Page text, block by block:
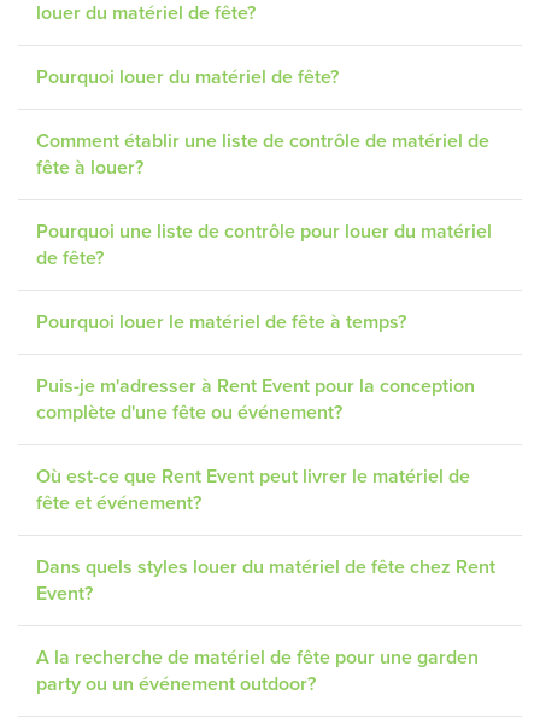
louer du matériel de fête?
Pourquoi louer du matériel de fête?
Comment établir une liste de contrôle de matériel de
fête à louer?
Pourquoi une liste de contrôle pour louer du matériel
de fête?
Pourquoi louer le matériel de fête à temps?
Puis-je m'adresser à Rent Event pour la conception
complète d'une fête ou événement?
Où est-ce que Rent Event peut livrer le matériel de
fête et événement?
Dans quels styles louer du matériel de fête chez Rent
Event?
A la recherche de matériel de fête pour une garden
party ou un événement outdoor?